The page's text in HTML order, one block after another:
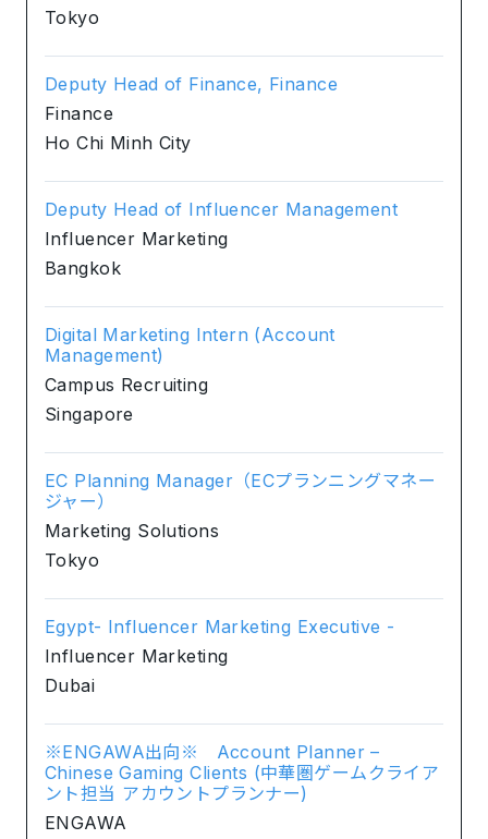
Tokyo
Deputy Head of Finance, Finance
Finance
Ho Chi Minh City
Deputy Head of Influencer Management
Influencer Marketing
Bangkok
Digital Marketing Intern (Account
Management)
Campus Recruiting
Singapore
EC Planning Manager（ECプランニングマネー
ジャー）
Marketing Solutions
Tokyo
Egypt- Influencer Marketing Executive -
Influencer Marketing
Dubai
※ENGAWA出向※ Account Planner –
Chinese Gaming Clients (中華圏ゲームクライア
ント担当 アカウントプランナー)
ENGAWA